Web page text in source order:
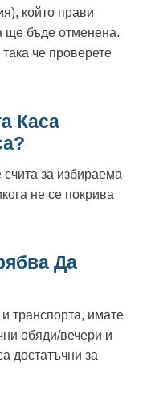
който прави
ще бъде отменена.
че проверете
Каса
за избираема
не се покрива
Да
транспорта, имате
обяди/вечери и
достатъчни за